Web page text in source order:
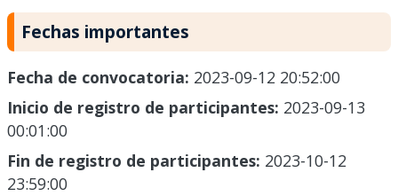
Fechas importantes
Fecha de convocatoria: 2023-09-12 20:52:00
Inicio de registro de participantes: 2023-09-13
00:01:00
Fin de registro de participantes: 2023-10-12
23:59:00